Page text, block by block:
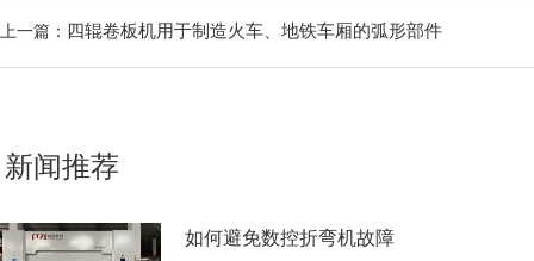
上一篇： 四辊卷板机用于制造火车、地铁车厢的弧形部件
新闻推荐
如何避免数控折弯机故障